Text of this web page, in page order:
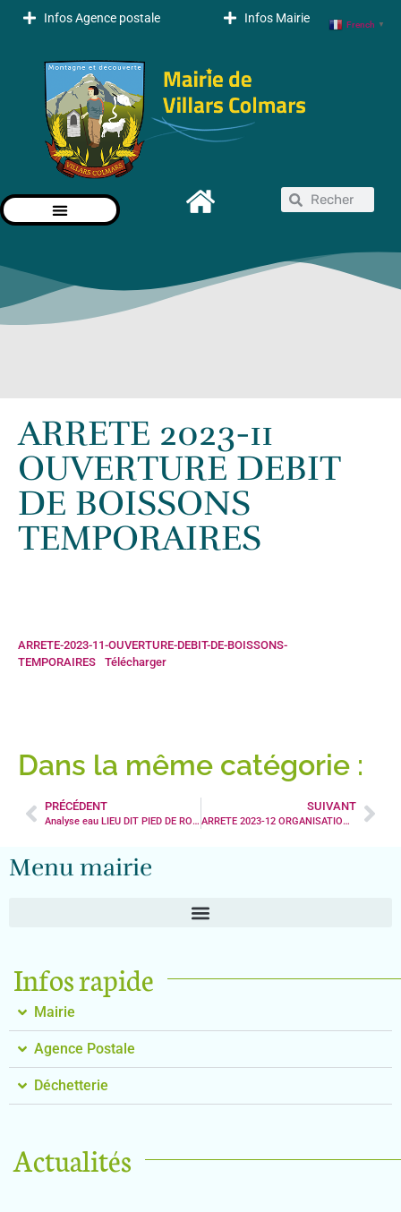
Infos Agence postale Infos Mairie
BOISSONS TEMPORAIRES
ARRETE 2023-11
OUVERTURE DEBIT
DE BOISSONS
TEMPORAIRES
ARRETE-2023-11-OUVERTURE-DEBIT-DE-BOISSONS-
TEMPORAIRES
Télécharger
Dans la même catégorie :
PRÉCÉDENT
Analyse eau LIEU DIT PIED DE ROCHE
SUIVANT
ARRETE 2023-12 ORGANISATION DE LA CIRCULATION FEU D’ARTIFICES
Menu mairie
Infos rapide
Mairie
Agence Postale
Déchetterie
Actualités
French ▼